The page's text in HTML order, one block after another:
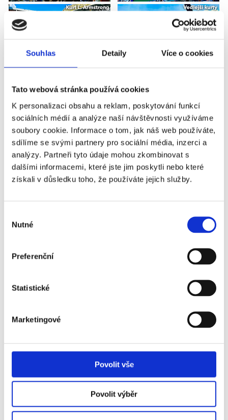
Souhlas Detaily Více o cookies
Tato webová stránka používá cookies
K personalizaci obsahu a reklam, poskytování funkcí
sociálních médií a analýze naší návštěvnosti využíváme
soubory cookie. Informace o tom, jak náš web používáte,
sdílíme se svými partnery pro sociální média, inzerci a
analýzy. Partneři tyto údaje mohou zkombinovat s
dalšími informacemi, které jste jim poskytli nebo které
získali v důsledku toho, že používáte jejich služby.
souhlasu
Nutné
Preferenční
Statistické
Marketingové
Povolit vše
Povolit výběr